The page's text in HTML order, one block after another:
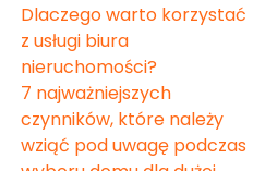
Dlaczego warto korzystać
z usługi biura
nieruchomości?
7 najważniejszych
czynników, które należy
wziąć pod uwagę podczas